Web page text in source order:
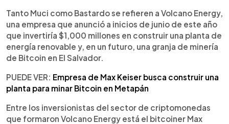
Tanto Muci como Bastardo se refieren a Volcano Energy,
una empresa que anunció a inicios de junio de este año
que invertiría $1,000 millones en construir una planta de
energía renovable y, en un futuro, una granja de minería
de Bitcoin en El Salvador.
PUEDE VER: Empresa de Max Keiser busca construir una
planta para minar Bitcoin en Metapán
Entre los inversionistas del sector de criptomonedas
que formaron Volcano Energy está el bitcoiner Max